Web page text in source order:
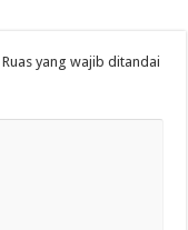
Ruas yang wajib ditandai